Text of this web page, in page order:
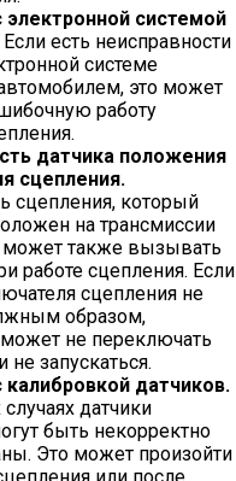
системой
Если есть неисправности
системе
это может
работу
датчика положения
сцепления.
сцепления, который
на трансмиссии
может также вызывать
работе сцепления. Если
сцепления не
образом,
не переключать
не запускаться.
датчиков.
датчики
быть некорректно
Это может произойти
или после